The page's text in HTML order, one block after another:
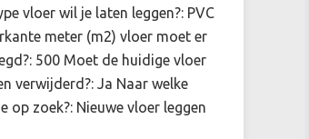
vloer wil je laten leggen?: PVC
meter (m2) vloer moet er
500 Moet de huidige vloer
verwijderd?: Ja Naar welke
op zoek?: Nieuwe vloer leggen